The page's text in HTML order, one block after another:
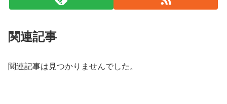
関連記事
関連記事は見つかりませんでした。